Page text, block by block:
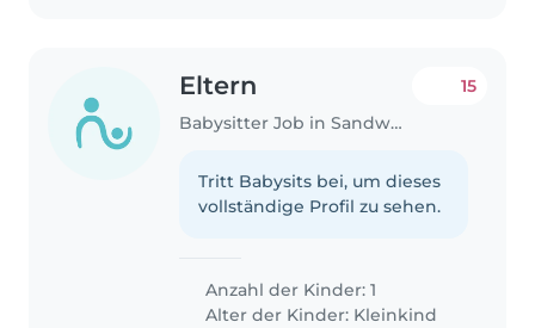
Eltern
Babysitter Job in Sandweiler
15
Tritt Babysits bei, um dieses
vollständige Profil zu sehen.
Anzahl der Kinder: 1
Alter der Kinder: Kleinkind